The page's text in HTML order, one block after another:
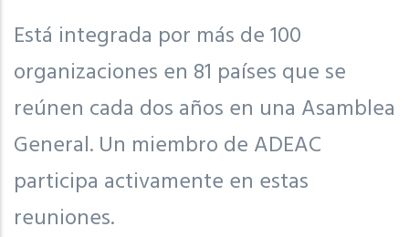
Está integrada por más de 100
organizaciones en 81 países que se
reúnen cada dos años en una Asamblea
General. Un miembro de ADEAC
participa activamente en estas
reuniones.